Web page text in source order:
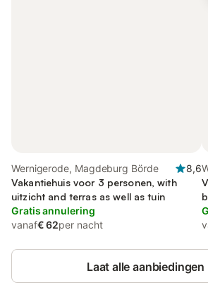
Wernigerode, Magdeburg Börde
8,6
Vakantiehuis voor 3 personen, with
uitzicht and terras as well as tuin
Gratis annulering
vanaf€ 62per nacht
Laat alle aanbiedingen